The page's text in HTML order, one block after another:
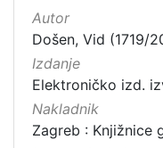
Autor
Došen, Vid (1719/
Izdanje
Elektroničko izd.
Nakladnik
Zagreb : Knjižnice